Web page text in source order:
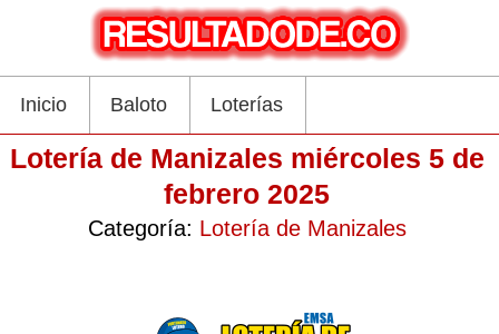
Inicio Baloto Loterías
Lotería de Manizales miércoles 5 de
febrero 2025
Categoría: Lotería de Manizales